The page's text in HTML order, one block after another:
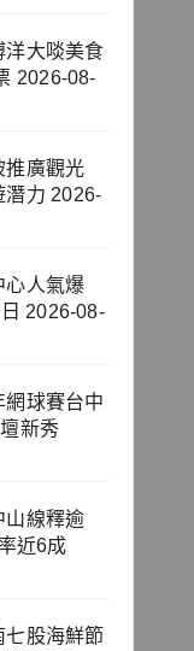
洋大啖美食
2026-08-
推廣觀光
潛力 2026-
心人氣爆
2026-08-
網球賽台中
新秀
山線釋逾
近6成
七股海鮮節